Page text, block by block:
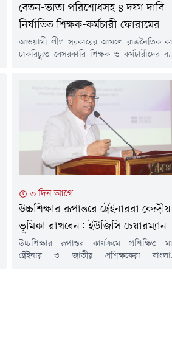
বেতন-ভাতা পরিশোধসহ ৪ দফা দাবি
নির্যাতিত শিক্ষক-কর্মচারী ফোরামের
আওয়ামী লীগ সরকারের আমলে রাজনৈতিক
চাকরিচ্যুত বেসরকারি শিক্ষক ও কর্মচারীদের
দফা দাবি উত্থাপন করেছে বাংলাদেশ
শিক্ষক-কর্মচারী ফোরাম।শুক্রবার (৭ আগস্ট)
প্রেসক্লাবের জহুর হোসেন চৌধুরী হলে আয়োজিত
সংবাদ সম্মেলনে সংগঠনটির পক্ষ থেকে এসব
তুলে ধরা হয়।সংবাদ সম্মেলনে লিখিত বক্তব্য
করেন...
৩ দিন আগে
উচ্চশিক্ষার রূপান্তরে ট্রেইনাররা কেন্দ্রীয়
ভূমিকা রাখবেন: ইউজিসি চেয়ারম্যান
উচ্চশিক্ষার রূপান্তর কার্যক্রমে প্রশিক্ষিত
ট্রেইনার ও জাতীয় প্রশিক্ষকেরা